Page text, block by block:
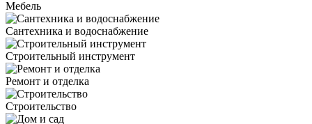
Мебель
Сантехника и водоснабжение
Строительный инструмент
Ремонт и отделка
Строительство